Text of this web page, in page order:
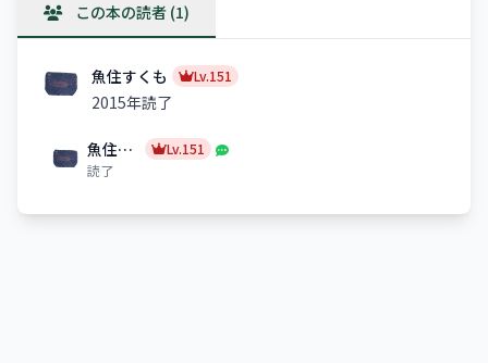
この本の読者 (1)
魚住すくも Lv.151
2015年読了
魚住すくも
Lv.151
読了